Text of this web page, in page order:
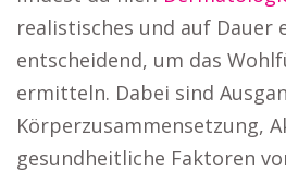
realistisches und auf Dauer
entscheidend, um das
ermitteln. Dabei sind
Körperzusammensetzung,
gesundheitliche Faktoren